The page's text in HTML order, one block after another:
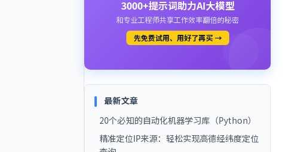
3000+提示词助力AI大模型
和专业工程师共享工作效率翻倍的秘密
先免费试用、用好了再买 →
最新文章
20个必知的自动化机器学习库（Python）
精准定位IP来源：轻松实现高德经纬度定位